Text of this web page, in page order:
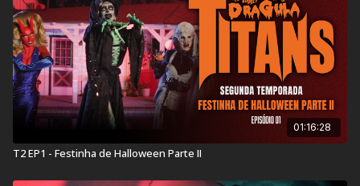
01:16:28
T2 EP1 - Festinha de Halloween Parte II